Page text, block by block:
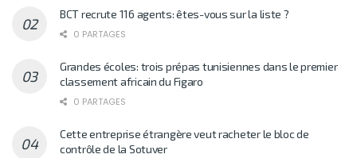
BCT recrute 116 agents: êtes-vous sur la liste ?
0 PARTAGES
Grandes écoles: trois prépas tunisiennes dans le premier
classement africain du Figaro
0 PARTAGES
Cette entreprise étrangère veut racheter le bloc de
contrôle de la Sotuver